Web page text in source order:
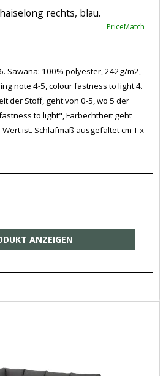
rechts, blau.
PriceMatch
Sawana: 100% polyester, 242g/m2,
note 4-5, colour fastness to light 4.
der Stoff, geht von 0-5, wo 5 der
to light", Farbechtheit geht
ist. Schlafmaß ausgefaltet cm T x
ANZEIGEN